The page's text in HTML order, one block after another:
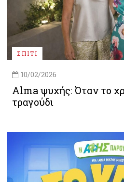
ΣΠΙΤΙ
10/02/2026
Alma ψυχής: Όταν το
τραγούδι